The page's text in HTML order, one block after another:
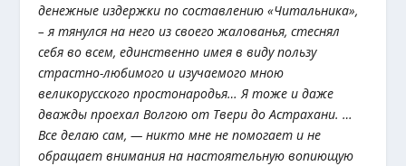
денежные издержки по составлению «Читальника»,
– я тянулся на него из своего жалованья, стеснял
себя во всем, единственно имея в виду пользу
страстно-любимого и изучаемого мною
великорусского простонародья… Я тоже и даже
дважды проехал Волгою от Твери до Астрахани. …
Все делаю сам, — никто мне не помогает и не
обращает внимания на настоятельную вопиющую